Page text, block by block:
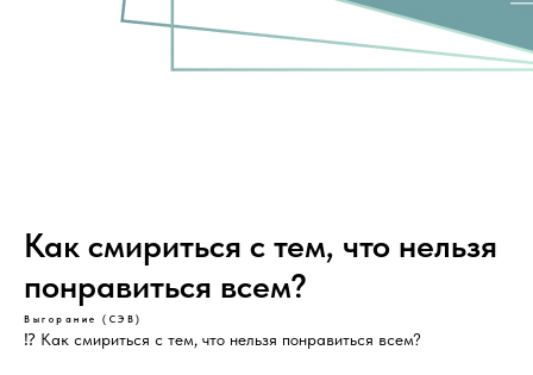
Как смириться с тем, что нельзя
понравиться всем?
Выгорание (СЭВ)
⁉️ Как смириться с тем, что нельзя понравиться всем?